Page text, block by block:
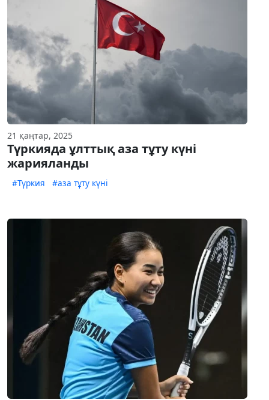
21 қаңтар, 2025
Түркияда ұлттық аза тұту күні
жарияланды
#Түркия #аза тұту күні